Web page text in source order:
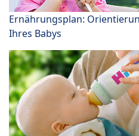
Ernährungsplan:
Ihres Babys